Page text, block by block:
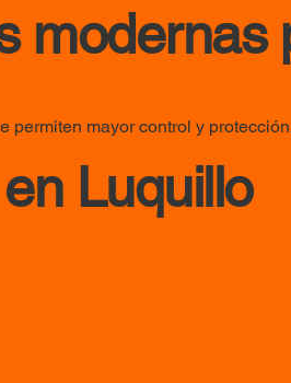
modernas
permiten mayor control y
Luquillo